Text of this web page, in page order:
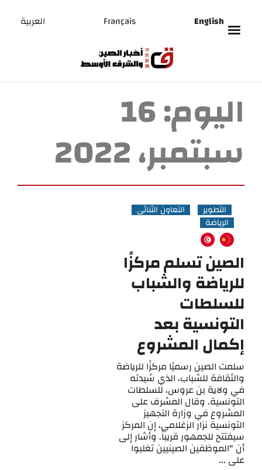
English
Français العربية
اليوم:16
سبتمبر، 2022
التطوير
التعاون الثنائي
الرياضة
الصين تسلم مركزًا
للرياضة والشباب
للسلطات
التونسية بعد
إكمال المشروع
سلمت الصين رسميًا مركزًا للرياضة
والثقافة للشباب، الذي شيدته
في ولاية بن عروس، للسلطات
التونسية. وقال المشرف على
المشروع في وزارة التجهيز
التونسية نزار الزغلامي، إن المركز
سيفتتح للجمهور قريباً. وأشار إلى
أن "الموظفين الصينيين تغلبوا
على ...